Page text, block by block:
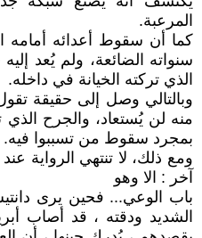
المرعبة.
كما أن سقوط أعدائه أمامه
سنواته الضائعة، ولم يُعد
الذي تركته الخيانة في داخله.
وبالتالي وصل إلى حقيقة
منه لن يُستعاد، والجرح
بمجرد سقوط من تسببوا فيه.
ومع ذلك، لا تنتهي الرواية
آخر : الا وهو
باب الوعي... فحين يرى
الشديد ودقته ، قد أصاب